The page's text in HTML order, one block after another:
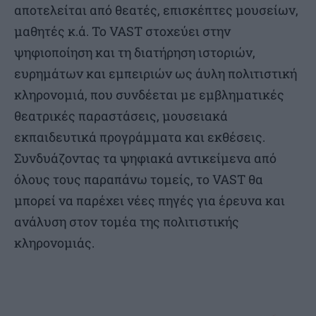
αποτελείται από θεατές, επισκέπτες μουσείων,
μαθητές κ.ά. Το VAST στοχεύει στην
ψηφιοποίηση και τη διατήρηση ιστοριών,
ευρημάτων και εμπειριών ως άυλη πολιτιστική
κληρονομιά, που συνδέεται με εμβληματικές
θεατρικές παραστάσεις, μουσειακά
εκπαιδευτικά προγράμματα και εκθέσεις.
Συνδυάζοντας τα ψηφιακά αντικείμενα από
όλους τους παραπάνω τομείς, το VAST θα
μπορεί να παρέχει νέες πηγές για έρευνα και
ανάλυση στον τομέα της πολιτιστικής
κληρονομιάς.